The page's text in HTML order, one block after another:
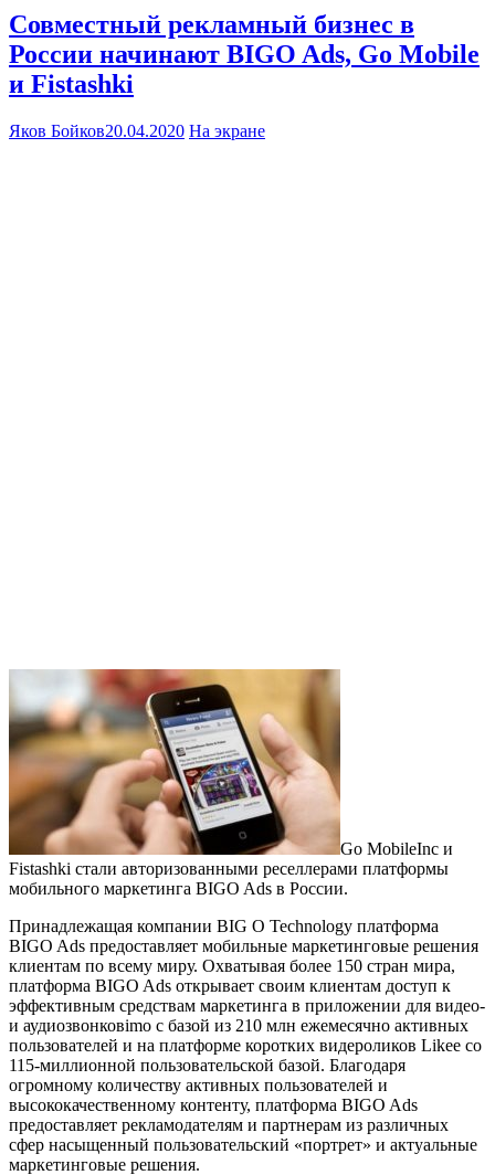
Совместный рекламный бизнес в
России начинают BIGO Ads, Go Mobile
и Fistashki
Яков Бойков20.04.2020 На экране
Go MobileInc и
Fistashki стали авторизованными реселлерами платформы
мобильного маркетинга BIGO Ads в России.
Принадлежащая компании BIG O Technology платформа
BIGO Ads предоставляет мобильные маркетинговые решения
клиентам по всему миру. Охватывая более 150 стран мира,
платформа BIGO Ads открывает своим клиентам доступ к
эффективным средствам маркетинга в приложении для видео-
и аудиозвонковimo с базой из 210 млн ежемесячно активных
пользователей и на платформе коротких видероликов Likee со
115-миллионной пользовательской базой. Благодаря
огромному количеству активных пользователей и
высококачественному контенту, платформа BIGO Ads
предоставляет рекламодателям и партнерам из различных
сфер насыщенный пользовательский «портрет» и актуальные
маркетинговые решения.